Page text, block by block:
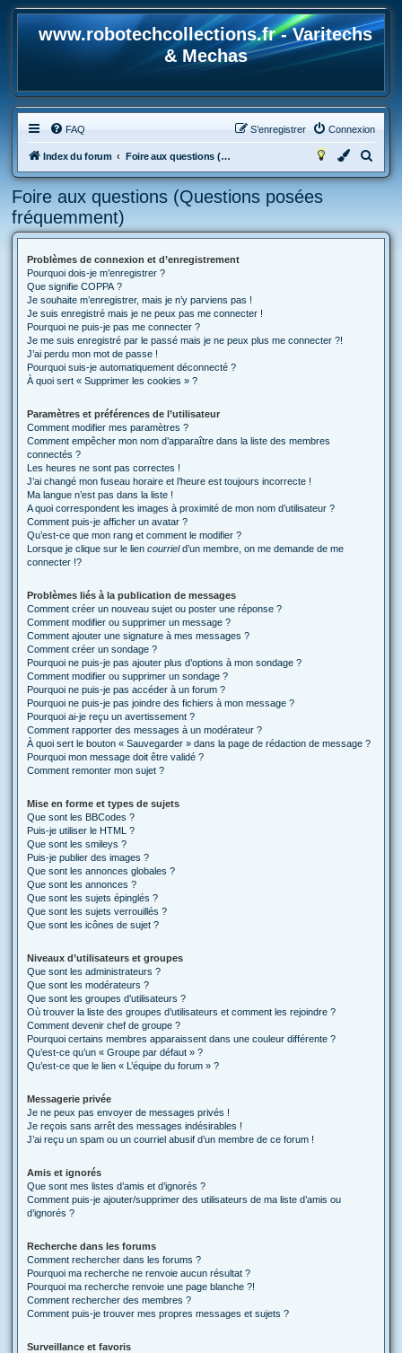
www.robotechcollections.fr - Varitechs
& Mechas
FAQ Connexion
S’enregistrer
Index du forum Foire aux questions (Questions posées fréquemment)
e
e
Foire aux questions (Questions posées
fréquemment)
Problèmes de connexion et d’enregistrement
Pourquoi dois-je m’enregistrer ?
Que signifie COPPA ?
Je souhaite m’enregistrer, mais je n’y parviens pas !
Je suis enregistré mais je ne peux pas me connecter !
Pourquoi ne puis-je pas me connecter ?
Je me suis enregistré par le passé mais je ne peux plus me connecter ?!
J’ai perdu mon mot de passe !
Pourquoi suis-je automatiquement déconnecté ?
À quoi sert « Supprimer les cookies » ?
Paramètres et préférences de l’utilisateur
Comment modifier mes paramètres ?
Comment empêcher mon nom d’apparaître dans la liste des membres
connectés ?
Les heures ne sont pas correctes !
J’ai changé mon fuseau horaire et l’heure est toujours incorrecte !
Ma langue n’est pas dans la liste !
A quoi correspondent les images à proximité de mon nom d’utilisateur ?
Comment puis-je afficher un avatar ?
Qu’est-ce que mon rang et comment le modifier ?
Lorsque je clique sur le lien courrield’un membre, on me demande de me
connecter !?
Problèmes liés à la publication de messages
Comment créer un nouveau sujet ou poster une réponse ?
Comment modifier ou supprimer un message ?
Comment ajouter une signature à mes messages ?
Comment créer un sondage ?
Pourquoi ne puis-je pas ajouter plus d’options à mon sondage ?
Comment modifier ou supprimer un sondage ?
Pourquoi ne puis-je pas accéder à un forum ?
Pourquoi ne puis-je pas joindre des fichiers à mon message ?
Pourquoi ai-je reçu un avertissement ?
Comment rapporter des messages à un modérateur ?
À quoi sert le bouton « Sauvegarder » dans la page de rédaction de message ?
Pourquoi mon message doit être validé ?
Comment remonter mon sujet ?
Mise en forme et types de sujets
Que sont les BBCodes ?
Puis-je utiliser le HTML ?
Que sont les smileys ?
Puis-je publier des images ?
Que sont les annonces globales ?
Que sont les annonces ?
Que sont les sujets épinglés ?
Que sont les sujets verrouillés ?
Que sont les icônes de sujet ?
Niveaux d’utilisateurs et groupes
Que sont les administrateurs ?
Que sont les modérateurs ?
Que sont les groupes d’utilisateurs ?
Où trouver la liste des groupes d’utilisateurs et comment les rejoindre ?
Comment devenir chef de groupe ?
Pourquoi certains membres apparaissent dans une couleur différente ?
Qu’est-ce qu’un « Groupe par défaut » ?
Qu’est-ce que le lien « L’équipe du forum » ?
Messagerie privée
Je ne peux pas envoyer de messages privés !
Je reçois sans arrêt des messages indésirables !
J’ai reçu un spam ou un courriel abusif d’un membre de ce forum !
Amis et ignorés
Que sont mes listes d’amis et d’ignorés ?
Comment puis-je ajouter/supprimer des utilisateurs de ma liste d’amis ou
d’ignorés ?
Recherche dans les forums
Comment rechercher dans les forums ?
Pourquoi ma recherche ne renvoie aucun résultat ?
Pourquoi ma recherche renvoie une page blanche ?!
Comment rechercher des membres ?
Comment puis-je trouver mes propres messages et sujets ?
Surveillance et favoris